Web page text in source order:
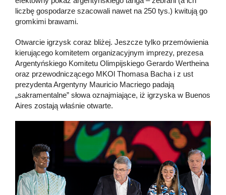
liczbę gospodarze szacowali nawet na 250 tys.) kwitują go
gromkimi brawami.
Otwarcie igrzysk coraz bliżej. Jeszcze tylko przemówienia
kierującego komitetem organizacyjnym imprezy, prezesa
Argentyńskiego Komitetu Olimpijskiego Gerardo Wertheina
oraz przewodniczącego MKOl Thomasa Bacha i z ust
prezydenta Argentyny Mauricio Macriego padają
„sakramentalne” słowa oznajmiające, iż igrzyska w Buenos
Aires zostają właśnie otwarte.